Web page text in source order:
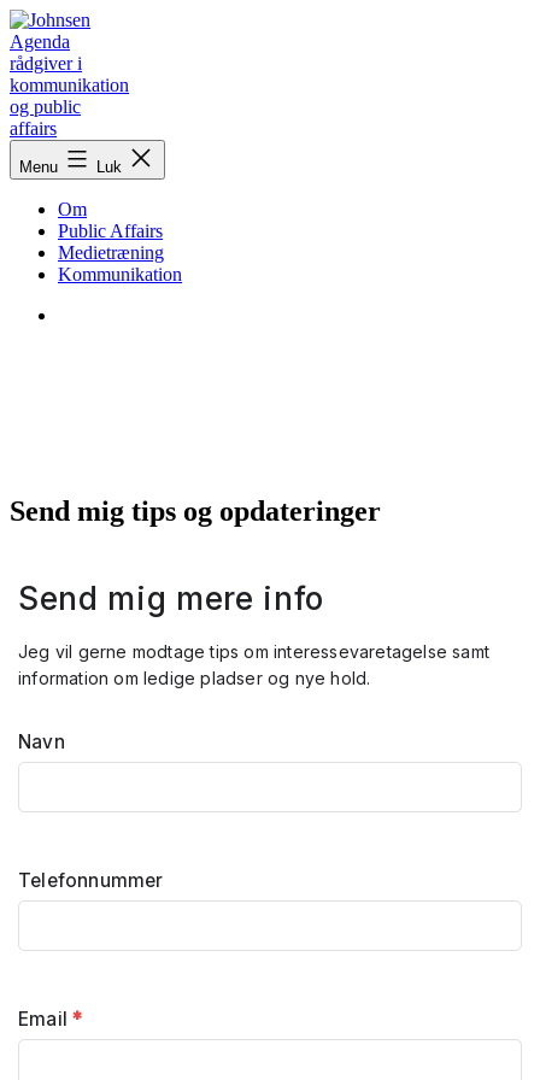
Fortsæt
til
indhold
Johnsen
Agenda
Menu Luk
Om
Public Affairs
Medietræning
Kommunikation
Send mig tips og opdateringer
Send mig mere info
Jeg vil gerne modtage tips om interessevaretagelse samt
information om ledige pladser og nye hold.
Navn
Telefonnummer
Email*